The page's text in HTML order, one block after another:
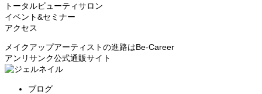
トータルビューティサロン
イベント&セミナー
アクセス
メイクアップアーティストの進路はBe‑Career
アンリサンク公式通販サイト
ブログ